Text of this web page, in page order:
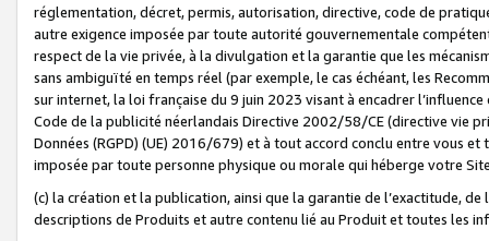
réglementation, décret, permis, autorisation, directive, code de
autre exigence imposée par toute autorité gouvernementale
respect de la vie privée, à la divulgation et la garantie que les
sans ambiguïté en temps réel (par exemple, le cas échéant, les
sur internet, la loi française du 9 juin 2023 visant à encadrer
Code de la publicité néerlandais Directive 2002/58/CE (directive vie
Données (RGPD) (UE) 2016/679) et à tout accord conclu entre vous
imposée par toute personne physique ou morale qui héberge votre
(c) la création et la publication, ainsi que la garantie de l’exactitude,
descriptions de Produits et autre contenu lié au Produit et toutes les